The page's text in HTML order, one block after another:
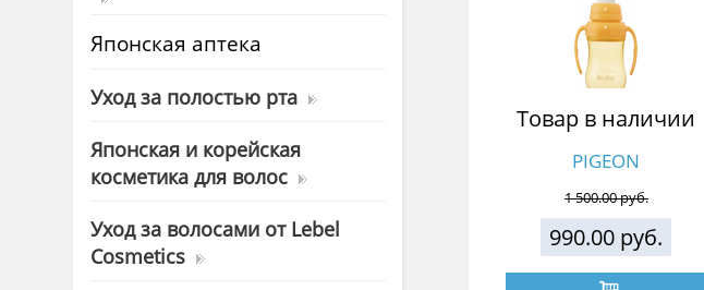
Японская аптека
Уход за полостью рта
Японская и корейская
косметика для волос
Уход за волосами от Lebel
Cosmetics
Товар в наличии
PIGEON
1 500.00 руб.
990.00 руб.